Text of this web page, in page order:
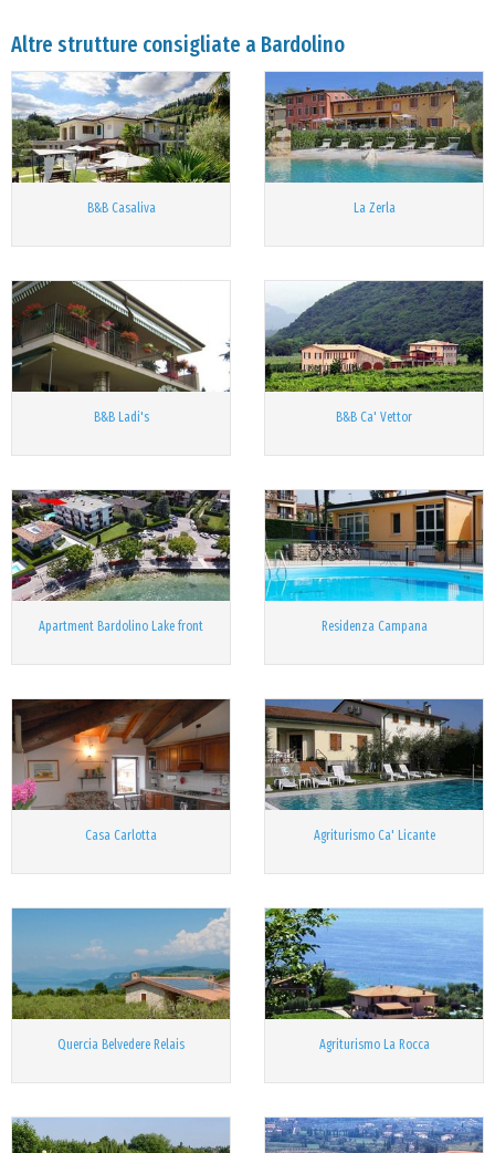
Altre strutture consigliate a Bardolino
B&B Casaliva La Zerla
B&B Ladi's B&B Ca' Vettor
Apartment Bardolino Lake front Residenza Campana
Casa Carlotta Agriturismo Ca' Licante
Quercia Belvedere Relais Agriturismo La Rocca